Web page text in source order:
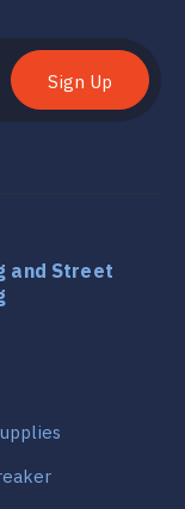
Sign Up
and Street